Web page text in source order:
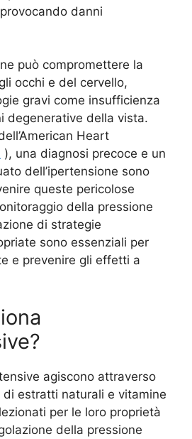
danni
può compromettere la
occhi e del cervello,
gravi come insufficienza
degenerative della vista.
Heart
), una diagnosi precoce e un
dell’ipertensione sono
queste pericolose
della pressione
di strategie
sono essenziali per
e prevenire gli effetti a
agiscono attraverso
di estratti naturali e vitamine
per le loro proprietà
della pressione